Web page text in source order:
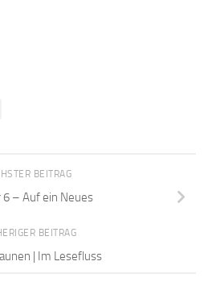
BEITRAG
– Auf ein Neues
BEITRAG
| Im Lesefluss